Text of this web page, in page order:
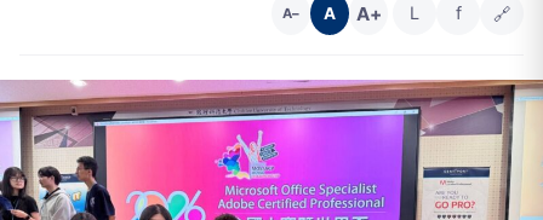
A− A A+ L f 🔗